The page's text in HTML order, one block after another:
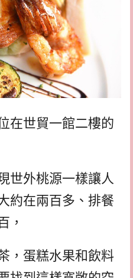
在世貿一館二樓的
世外桃源一樣讓人
約在兩百多、排餐
，
，蛋糕水果和飲料